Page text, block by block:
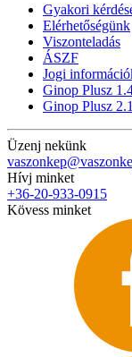
Gyakori
Elérhetőségünk
Viszonteladás
ÁSZF
Jogi
Ginop Plusz
Ginop Plusz
Üzenj nekünk
Hívj minket
+36-20-933-0915
Kövess minket